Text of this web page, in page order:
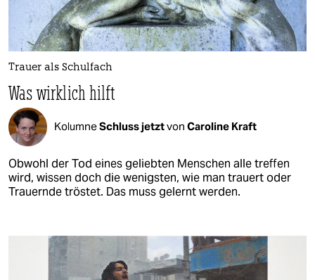
Trauer als Schulfach
Was wirklich hilft
KolumneSchluss jetztvon Caroline Kraft
Obwohl der Tod eines geliebten Menschen alle treffen
wird, wissen doch die wenigsten, wie man trauert oder
Trauernde tröstet. Das muss gelernt werden.